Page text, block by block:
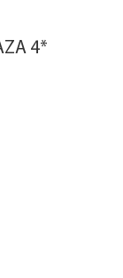
4*